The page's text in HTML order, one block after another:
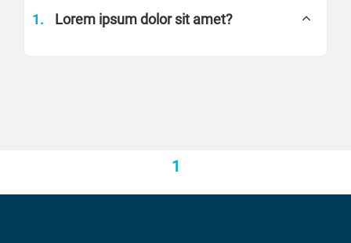
1. Lorem ipsum dolor sit amet?
1